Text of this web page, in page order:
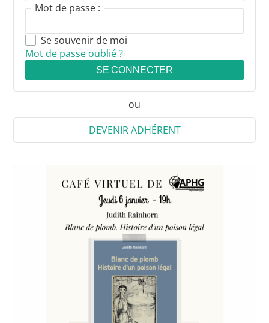
Mot de passe :
Se souvenir de moi
Mot de passe oublié ?
SE CONNECTER
ou
DEVENIR ADHÉRENT